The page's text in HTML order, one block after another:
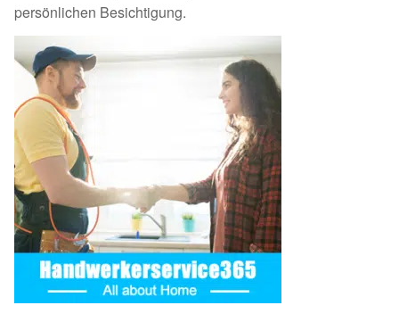
persönlichen Besichtigung.